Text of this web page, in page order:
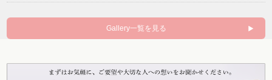
Gallery一覧を見る